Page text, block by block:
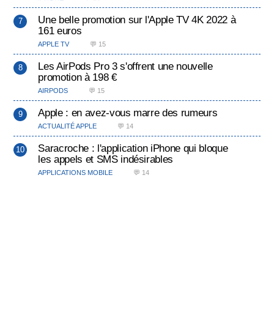
Une belle promotion sur l'Apple TV 4K 2022 à
161 euros
APPLE TV 💬 15
Les AirPods Pro 3 s'offrent une nouvelle
promotion à 198 €
AIRPODS 💬 15
Apple : en avez-vous marre des rumeurs
ACTUALITÉ APPLE 💬 14
Saracroche : l'application iPhone qui bloque
les appels et SMS indésirables
APPLICATIONS MOBILE 💬 14